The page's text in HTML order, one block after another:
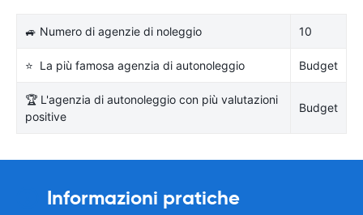
🚙 Numero di agenzie di noleggio 10
⭐ La più famosa agenzia di autonoleggio Budget
🏆 L'agenzia di autonoleggio con più valutazioni
positive
Budget
Informazioni pratiche